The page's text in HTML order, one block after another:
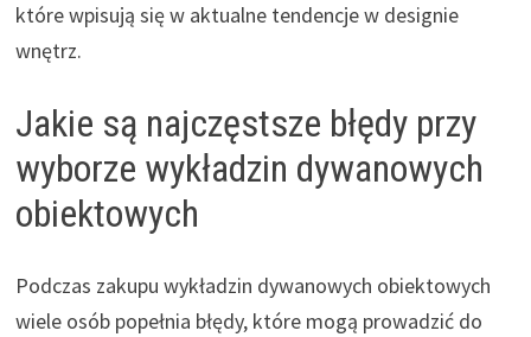
które wpisują się w aktualne tendencje w designie
wnętrz.
Jakie są najczęstsze błędy przy
wyborze wykładzin dywanowych
obiektowych
Podczas zakupu wykładzin dywanowych obiektowych
wiele osób popełnia błędy, które mogą prowadzić do